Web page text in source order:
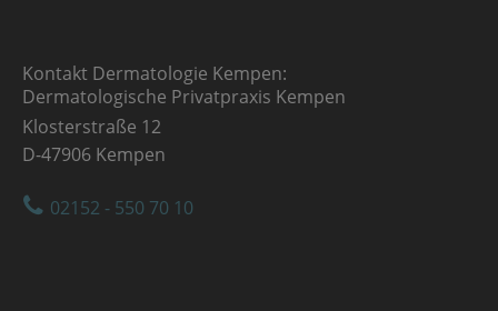
Kontakt Dermatologie Kempen:
Dermatologische Privatpraxis Kempen
Klosterstraße 12
D-47906 Kempen
02152 - 550 70 10